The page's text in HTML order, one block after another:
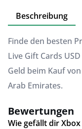
Beschreibung
Finde den besten
Live Gift Cards
Geld beim Kauf
Arab Emirates.
Bewertungen
Wie gefällt dir